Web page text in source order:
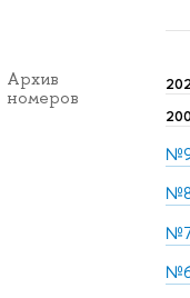
Архив
номеров